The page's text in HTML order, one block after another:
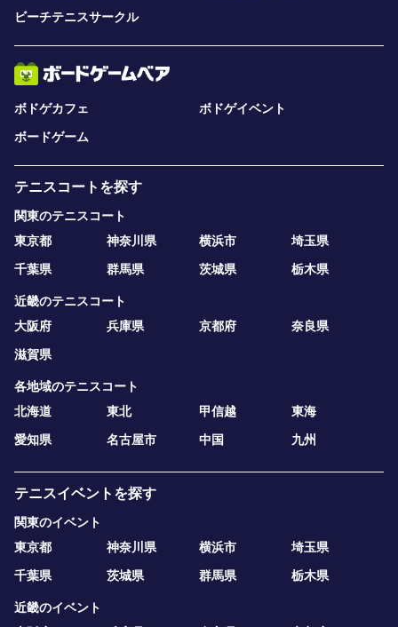
ビーチテニスサークル
ボドゲカフェ
ボドゲイベント
ボードゲーム
テニスコートを探す
関東のテニスコート
東京都
神奈川県 横浜市
埼玉県
千葉県
群馬県 茨城県 栃木県
近畿のテニスコート
大阪府
兵庫県 京都府
奈良県
滋賀県
各地域のテニスコート
北海道
東北 甲信越
東海
愛知県
名古屋市 中国 九州
テニスイベントを探す
関東のイベント
東京都
神奈川県 横浜市
埼玉県
千葉県
茨城県 群馬県 栃木県
近畿のイベント